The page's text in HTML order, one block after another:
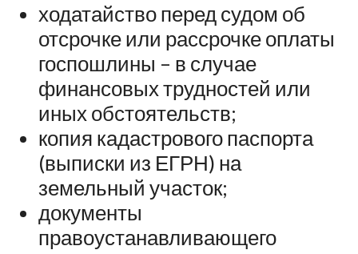
ходатайство перед судом об
отсрочке или рассрочке оплаты
госпошлины – в случае
финансовых трудностей или
иных обстоятельств;
копия кадастрового паспорта
(выписки из ЕГРН) на
земельный участок;
документы
правоустанавливающего